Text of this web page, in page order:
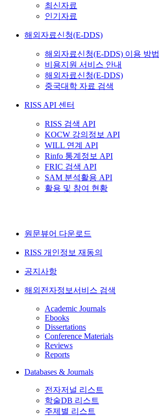
최신자료
인기자료
해외자료신청(E-DDS)
해외자료신청(E-DDS) 이용 방법
비용지원 서비스 안내
해외자료신청(E-DDS)
중국대학 자료 검색
RISS API 센터
RISS 검색 API
KOCW 강의정보 API
WILL 연계 API
Rinfo 통계정보 API
FRIC 검색 API
SAM 분석활용 API
활용 및 참여 현황
원문뷰어 다운로드
RISS 개인정보 재동의
공지사항
해외전자정보서비스 검색
Academic Journals
Ebooks
Dissertations
Conference Materials
Reviews
Reports
Databases & Journals
전자저널 리스트
학술DB 리스트
주제별 리스트